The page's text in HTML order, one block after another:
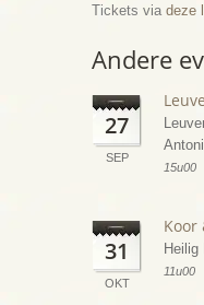
Tickets via deze
Andere
27
SEP
15u00
31
OKT
Koor
Heilig
11u00